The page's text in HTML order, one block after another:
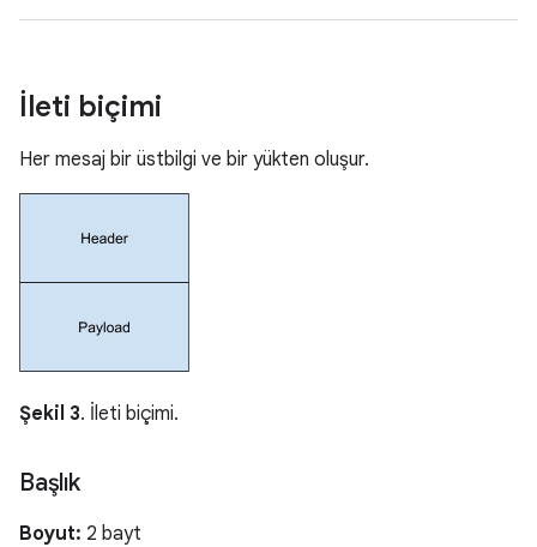
İleti biçimi
Her mesaj bir üstbilgi ve bir yükten oluşur.
Şekil 3. İleti biçimi.
Başlık
Boyut: 2 bayt